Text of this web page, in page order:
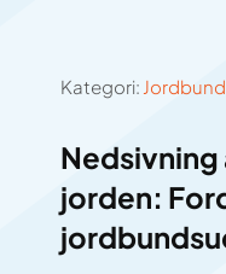
Kategori:
Nedsivning
jorden: